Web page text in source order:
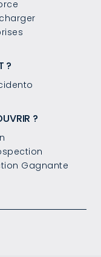
?
?
Gagnante